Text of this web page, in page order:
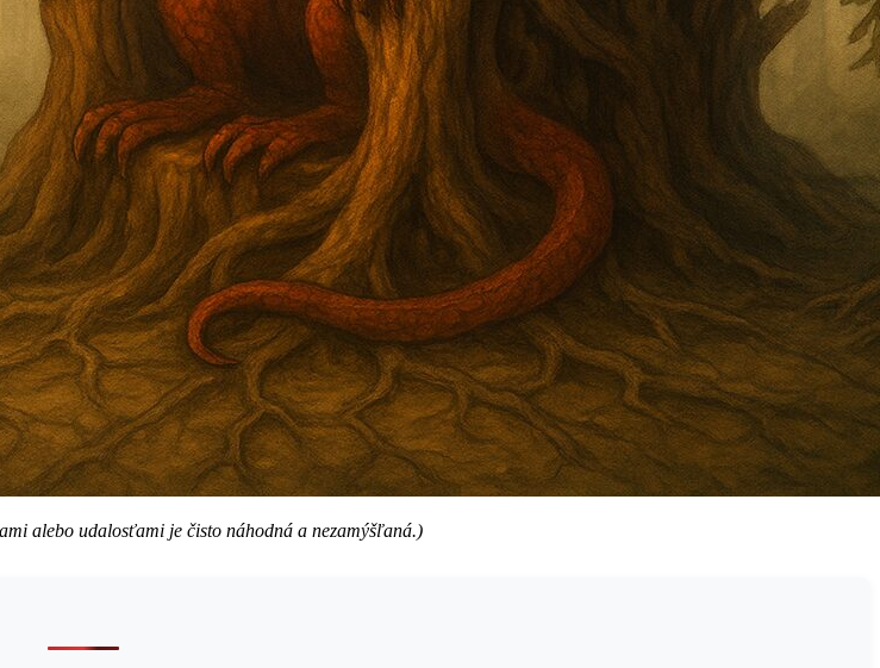
alebo udalosťami je čisto náhodná a nezamýšľaná.)